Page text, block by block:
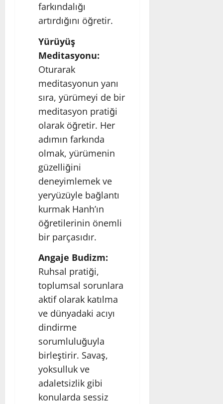
farkındalığı
artırdığını öğretir.
Yürüyüş
Meditasyonu:
Oturarak
meditasyonun yanı
sıra, yürümeyi de bir
meditasyon pratiği
olarak öğretir. Her
adımın farkında
olmak, yürümenin
güzelliğini
deneyimlemek ve
yeryüzüyle bağlantı
kurmak Hanh’ın
öğretilerinin önemli
bir parçasıdır.
Angaje Budizm:
Ruhsal pratiği,
toplumsal sorunlara
aktif olarak katılma
ve dünyadaki acıyı
dindirme
sorumluluğuyla
birleştirir. Savaş,
yoksulluk ve
adaletsizlik gibi
konularda sessiz